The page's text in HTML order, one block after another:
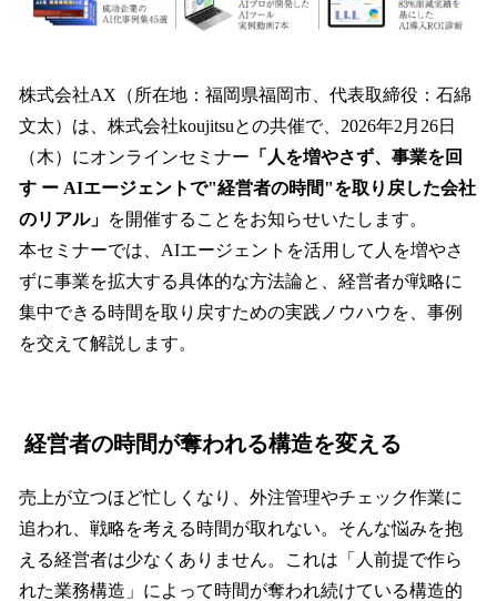
で
株式会社AX（所在地：福岡県福岡市、代表取締役：石綿
文太）は、株式会社koujitsuとの共催で、2026年2月26日
（木）にオンラインセミナー 「人を増やさず、事業を回
す ー AIエージェントで"経営者の時間"を取り戻した会社
のリアル」 を開催することをお知らせいたします。
本セミナーでは、AIエージェントを活用して人を増やさ
ずに事業を拡大する具体的な方法論と、経営者が戦略に
集中できる時間を取り戻すための実践ノウハウを、事例
を交えて解説します。
経営者の時間が奪われる構造を変える
売上が立つほど忙しくなり、外注管理やチェック作業に
追われ、戦略を考える時間が取れない。そんな悩みを抱
える経営者は少なくありません。これは「人前提で作ら
れた業務構造」によって時間が奪われ続けている構造的